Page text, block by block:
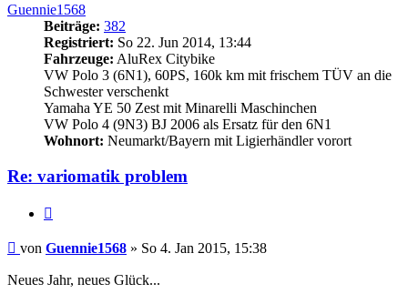
Guennie1568
Beiträge: 382
Registriert: So 22. Jun 2014, 13:44
Fahrzeuge: AluRex Citybike
VW Polo 3 (6N1), 60PS, 160k km mit frischem TÜV an die
Schwester verschenkt
Yamaha YE 50 Zest mit Minarelli Maschinchen
VW Polo 4 (9N3) BJ 2006 als Ersatz für den 6N1
Wohnort: Neumarkt/Bayern mit Ligierhändler vorort
Re: variomatik problem
Beitrag
von Guennie1568 » So 4. Jan 2015, 15:38
Neues Jahr, neues Glück...